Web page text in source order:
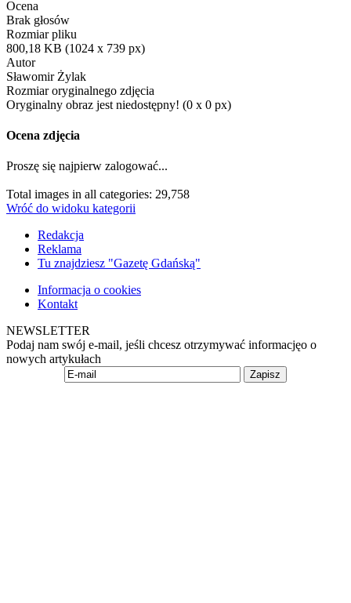
Ocena
Brak głosów
Rozmiar pliku
800,18 KB (1024 x 739 px)
Autor
Sławomir Żylak
Rozmiar oryginalnego zdjęcia
Oryginalny obraz jest niedostępny! (0 x 0 px)
Ocena zdjęcia
Proszę się najpierw zalogować...
Total images in all categories: 29,758
Wróć do widoku kategorii
Redakcja
Reklama
Tu znajdziesz "Gazetę Gdańską"
Informacja o cookies
Kontakt
NEWSLETTER
Podaj nam swój e-mail, jeśli chcesz otrzymywać informacjęo o
nowych artykułach
Zapisz